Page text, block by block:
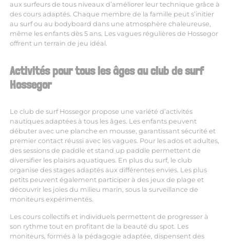
aux surfeurs de tous niveaux d’améliorer leur technique grâce à
des cours adaptés. Chaque membre de la famille peut s’initier
au surf ou au bodyboard dans une atmosphère chaleureuse,
même les enfants dès 5 ans. Les vagues régulières de Hossegor
offrent un terrain de jeu idéal.
Activités pour tous les âges au club de surf
Hossegor
Le club de surf Hossegor propose une variété d’activités
nautiques adaptées à tous les âges. Les enfants peuvent
débuter avec une planche en mousse, garantissant sécurité et
premier contact réussi avec les vagues. Pour les ados et adultes,
des sessions de paddle et stand up paddle permettent de
diversifier les plaisirs aquatiques. En plus du surf, le club
organise des stages adaptés aux différentes envies. Les plus
petits peuvent également participer à des jeux de plage et
découvrir les joies du milieu marin, sous la surveillance de
moniteurs expérimentés.
Les cours collectifs et individuels permettent de progresser à
son rythme tout en profitant de la beauté du spot. Les
moniteurs, formés à la pédagogie adaptée, dispensent des